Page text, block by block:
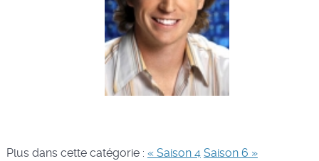
Plus dans cette catégorie : « Saison 4 Saison 6 »